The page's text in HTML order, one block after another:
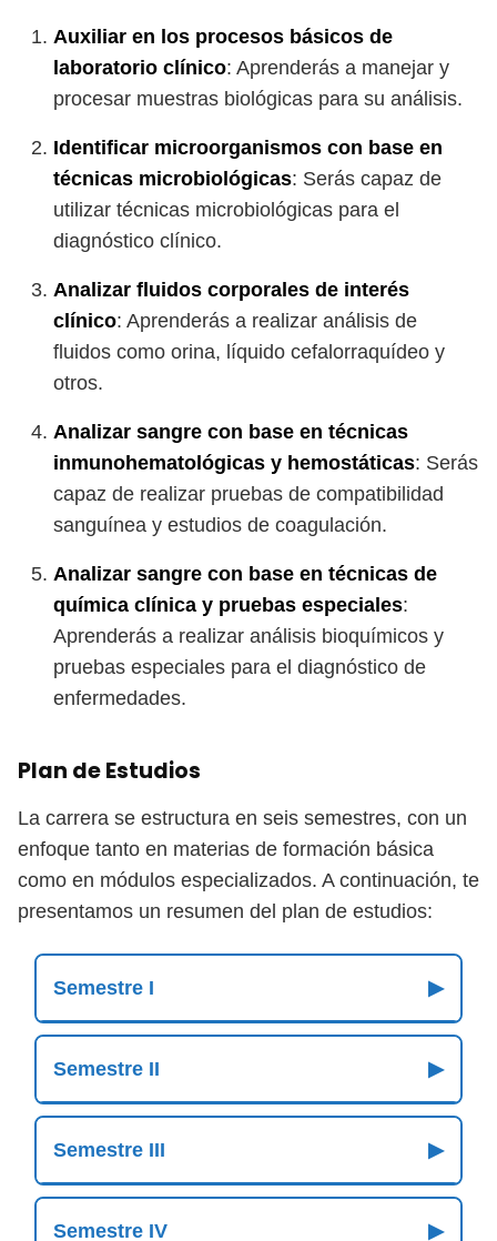
Auxiliar en los procesos básicos de
laboratorio clínico: Aprenderás a manejar y
procesar muestras biológicas para su análisis.
Identificar microorganismos con base en
técnicas microbiológicas: Serás capaz de
utilizar técnicas microbiológicas para el
diagnóstico clínico.
Analizar fluidos corporales de interés
clínico: Aprenderás a realizar análisis de
fluidos como orina, líquido cefalorraquídeo y
otros.
Analizar sangre con base en técnicas
inmunohematológicas y hemostáticas: Serás
capaz de realizar pruebas de compatibilidad
sanguínea y estudios de coagulación.
Analizar sangre con base en técnicas de
química clínica y pruebas especiales:
Aprenderás a realizar análisis bioquímicos y
pruebas especiales para el diagnóstico de
enfermedades.
Plan de Estudios
La carrera se estructura en seis semestres, con un
enfoque tanto en materias de formación básica
como en módulos especializados. A continuación, te
presentamos un resumen del plan de estudios:
Semestre I ▶
Semestre II ▶
Semestre III ▶
Semestre IV ▶